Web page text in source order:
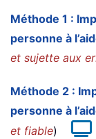
Méthode 1 :
personne à
et sujette aux
Méthode 2 :
personne à
et fiable)